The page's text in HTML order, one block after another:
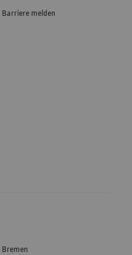
Barriere melden
Bremen